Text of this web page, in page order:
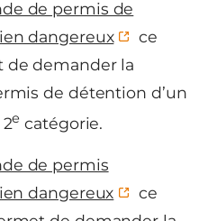
de permis de
dangereux
ce
demander la
de détention d’un
e catégorie.
de permis
dangereux
ce